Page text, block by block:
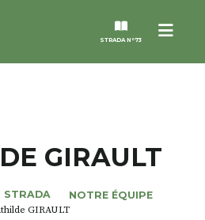
Menu
STRADA N°73
GIRAULT
STRADA
NOTRE ÉQUIPE
GIRAULT